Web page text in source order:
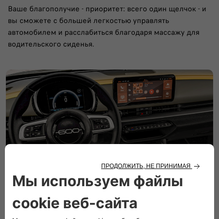
Ваше благополучие - приоритет: всего один щелчок - и
вы сможете с большей легкостью управлять
автомобилем и расслабиться благодаря массажу для
водительского сиденья.
Цветотерапия